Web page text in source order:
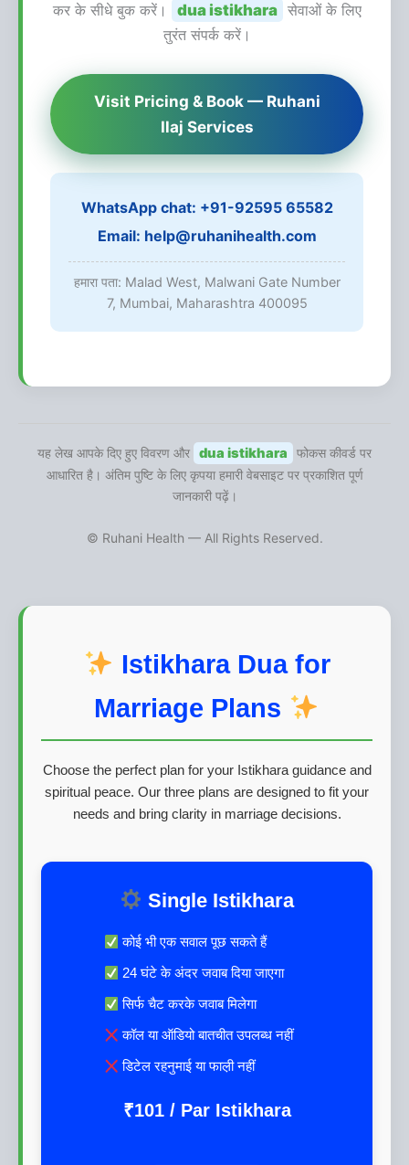
कर के सीधे बुक करें।
dua istikhara सेवाओं के लिए
तुरंत संपर्क करें।
Visit Pricing & Book — Ruhani
Ilaj Services
WhatsApp chat: +91-92595 65582
Email: help@ruhanihealth.com
हमारा पता: Malad West, Malwani Gate Number
7, Mumbai, Maharashtra 400095
यह लेख आपके दिए हुए विवरण और dua istikhara
फोकस कीवर्ड पर
आधारित है। अंतिम पुष्टि के लिए कृपया हमारी वेबसाइट पर प्रकाशित पूर्ण
जानकारी पढ़ें।
© Ruhani Health — All Rights Reserved.
Istikhara Dua for
Marriage Plans
Choose the perfect plan for your Istikhara guidance and
spiritual peace. Our three plans are designed to fit your
needs and bring clarity in marriage decisions.
Single Istikhara
कोई भी एक सवाल पूछ सकते हैं
24 घंटे के अंदर जवाब दिया जाएगा
सिर्फ चैट करके जवाब मिलेगा
कॉल या ऑडियो बातचीत उपलब्ध नहीं
डिटेल रहनुमाई या फाल़ी नहीं
₹101 / Par Istikhara